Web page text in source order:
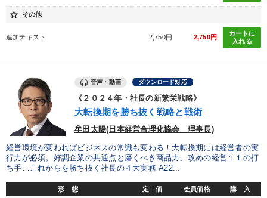
star_border その他
追加テキスト 2,750円 2,750円
カートに
入れる
音声・動画 ダウンロード対応
《２０２４年・社長の新繁栄戦略》
大転換期を勝ち抜く戦略と戦術
牟田太陽(日本経営合理化協会 理事長)
経営環境が変わればビジネスの常識も変わる！大転換期には経営者の実
行力が必須。好調企業の共通点と磨くべき商品力、攻めの経営１１の打
ち手…これからを勝ち抜く社長の４大実務 A22...
形 態 定 価 会員価格 購 入